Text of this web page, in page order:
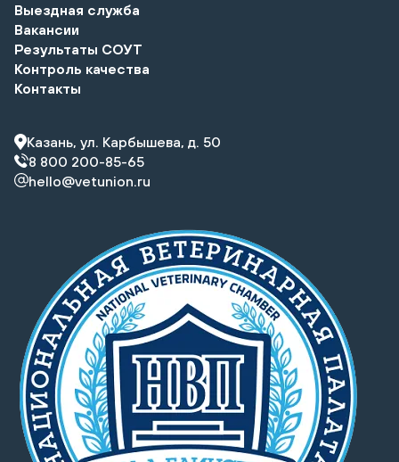
Выездная служба
Вакансии
Результаты СОУТ
Контроль качества
Контакты
Казань, ул. Карбышева, д. 50
8 800 200-85-65
hello@vetunion.ru